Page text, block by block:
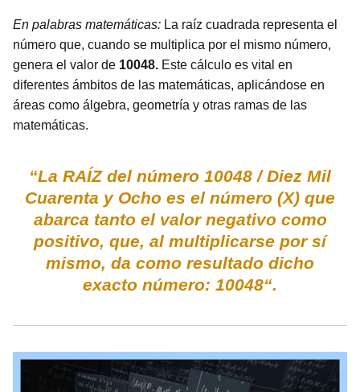
En palabras matemáticas: La raíz cuadrada representa el
número que, cuando se multiplica por el mismo número,
genera el valor de 10048. Este cálculo es vital en
diferentes ámbitos de las matemáticas, aplicándose en
áreas como álgebra, geometría y otras ramas de las
matemáticas.
“La RAÍZ del número 10048 / Diez Mil
Cuarenta y Ocho es el número (X) que
abarca tanto el valor negativo como
positivo, que, al multiplicarse por sí
mismo, da como resultado dicho
exacto número: 10048“.